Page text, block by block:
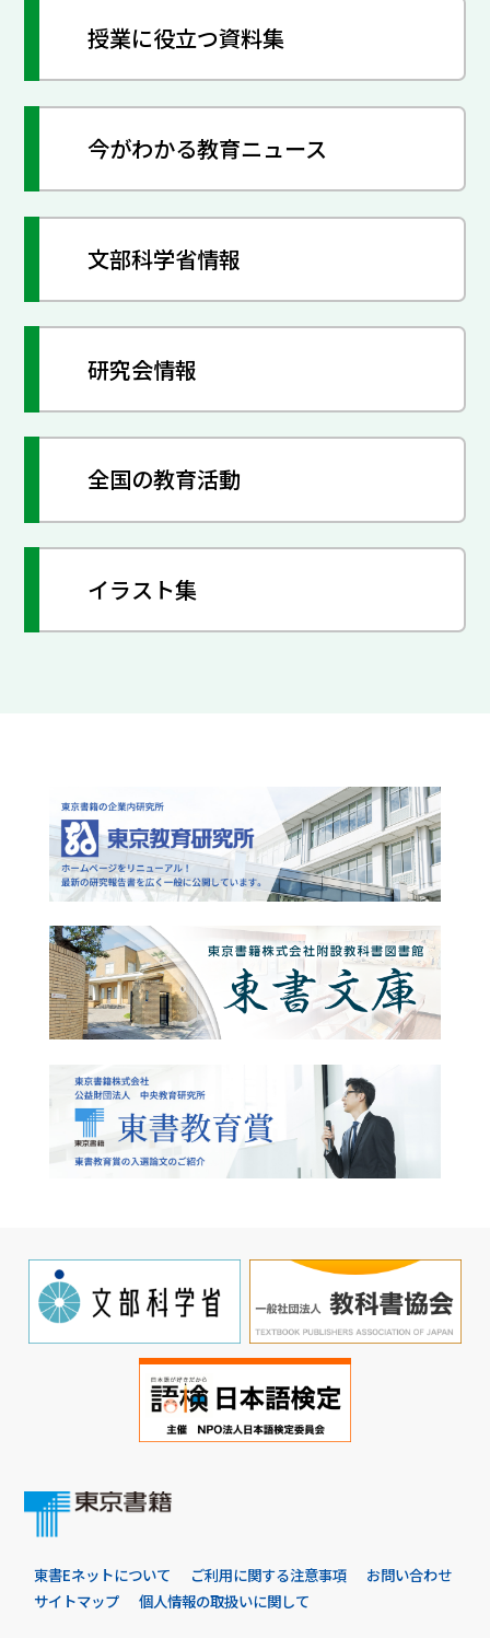
授業に役立つ資料集
今がわかる教育ニュース
文部科学省情報
研究会情報
全国の教育活動
イラスト集
東書Eネットについて ご利用に関する注意事項
お問い合わせ
サイトマップ
個人情報の取扱いに関して